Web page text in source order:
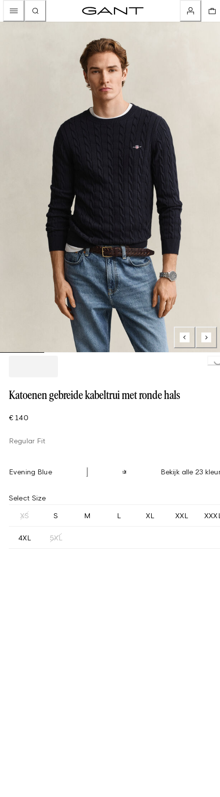
Katoenen gebreide kabeltrui met ronde hals
€ 140
Regular Fit
Evening Blue Bekijk alle 23
Select Size
XS S M L XL XXL
4XL 5XL